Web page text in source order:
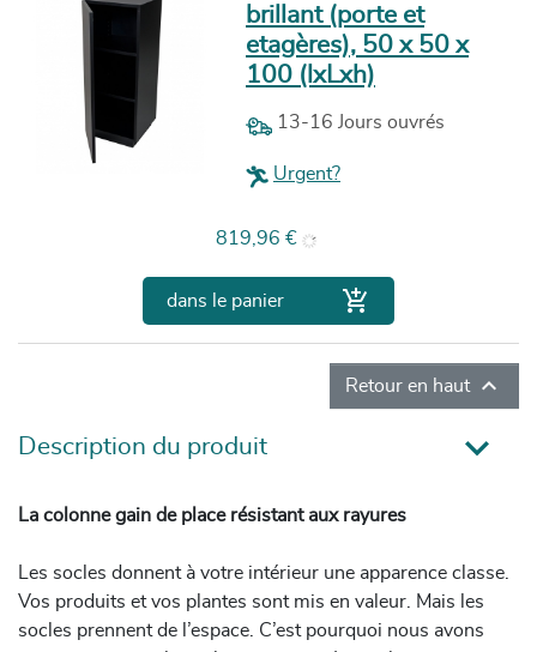
Description du produit
La colonne gain de place résistant aux rayures
Les socles donnent à votre intérieur une apparence classe.
Vos produits et vos plantes sont mis en valeur. Mais les
socles prennent de l’espace. C’est pourquoi nous avons
brillant (porte et
etagères), 50 x 50 x
100 (lxLxh)
13-16 Jours ouvrés
Urgent?
Prix
819,96 €
dans le panier 
Retour en haut 